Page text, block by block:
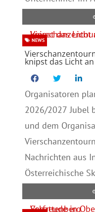
knipst das Licht an
NEWS
Organisatoren
2026/2027 Jubel
und dem
Nachrichten aus
Österreichische